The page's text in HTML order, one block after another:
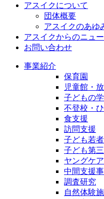
アスイクについて
団体概要
アスイクのあゆ
アスイクからのニュ
お問い合わせ
事業紹介
保育園
児童館・
子どもの
不登校・
食支援
訪問支援
子ども若
子ども第
ヤングケ
中間支援
調査研究
自然体験